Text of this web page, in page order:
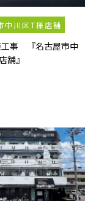
中川区T様店舗
工事 『名古屋市中
舗』